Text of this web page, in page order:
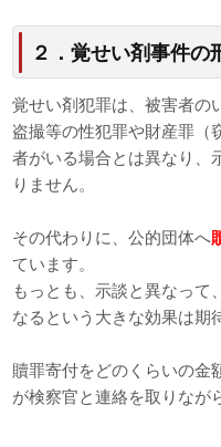
２．覚せい剤事件の
覚せい剤犯罪は、被害者の
盗撮等の性犯罪や財産罪（
者がいる場合とは異なり、
りません。
その代わりに、公的団体へ
ています。
もっとも、示談と異なって
なるという大きな効果は期
贖罪寄付をどのくらいの金
が検察官と連絡を取りなが